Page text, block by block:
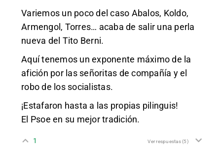
Variemos un poco del caso Abalos, Koldo,
Armengol, Torres… acaba de salir una perla
nueva del Tito Berni.
Aquí tenemos un exponente máximo de la
afición por las señoritas de compañía y el
robo de los socialistas.
¡Estafaron hasta a las propias pilinguis!
El Psoe en su mejor tradición.
1 Ver respuestas(5)